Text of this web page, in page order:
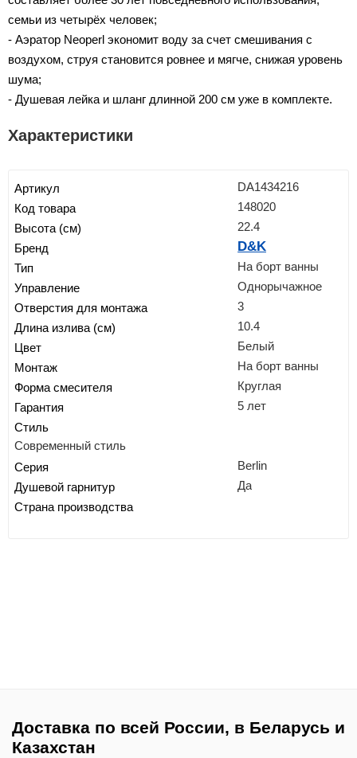
семьи из четырёх человек;
- Аэратор Neoperl экономит воду за счет смешивания с
воздухом, струя становится ровнее и мягче, снижая уровень
шума;
- Душевая лейка и шланг длинной 200 см уже в комплекте.
Характеристики
Артикул DA1434216
Код товара 148020
Высота (см) 22.4
Бренд D&K
Тип На борт ванны
Управление Однорычажное
Отверстия для монтажа 3
Длина излива (см) 10.4
Цвет Белый
Монтаж На борт ванны
Форма смесителя Круглая
Гарантия 5 лет
Стиль
Современный стиль
Серия Berlin
Душевой гарнитур Да
Страна производства
Доставка по всей России, в Беларусь и
Казахстан